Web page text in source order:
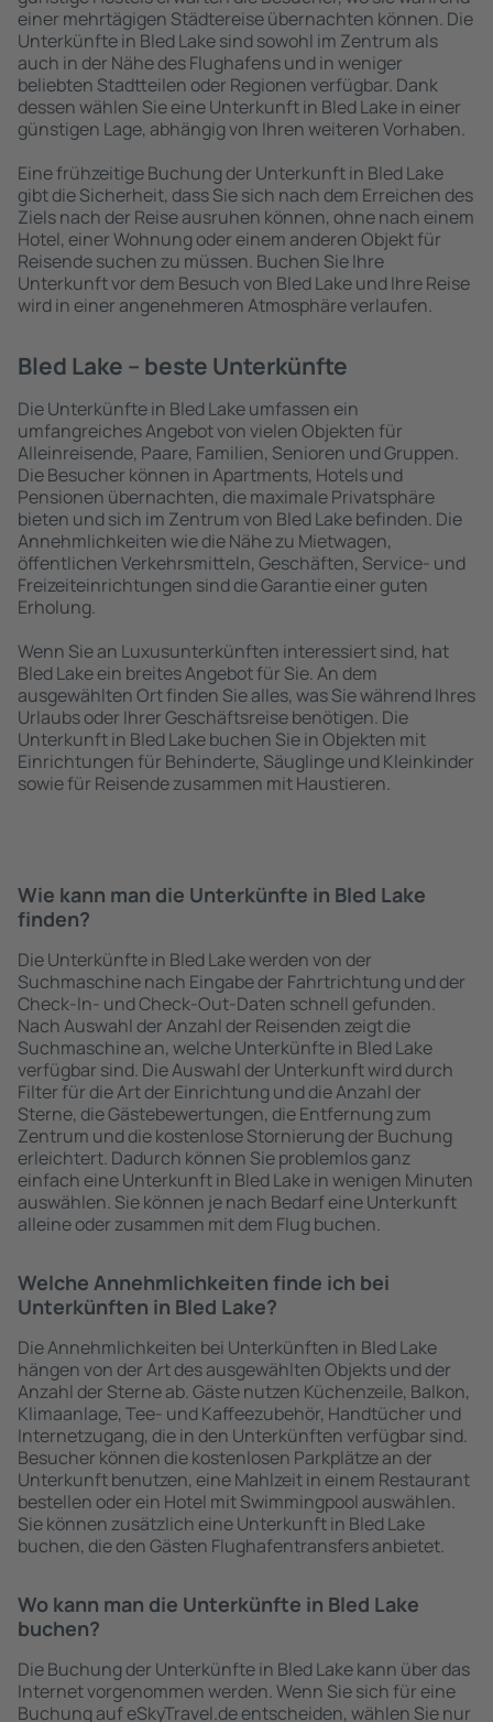
einer mehrtägigen Städtereise übernachten können. Die
Unterkünfte in Bled Lake sind sowohl im Zentrum als
auch in der Nähe des Flughafens und in weniger
beliebten Stadtteilen oder Regionen verfügbar. Dank
dessen wählen Sie eine Unterkunft in Bled Lake in einer
günstigen Lage, abhängig von Ihren weiteren Vorhaben.
Eine frühzeitige Buchung der Unterkunft in Bled Lake
gibt die Sicherheit, dass Sie sich nach dem Erreichen des
Ziels nach der Reise ausruhen können, ohne nach einem
Hotel, einer Wohnung oder einem anderen Objekt für
Reisende suchen zu müssen. Buchen Sie Ihre
Unterkunft vor dem Besuch von Bled Lake und Ihre Reise
wird in einer angenehmeren Atmosphäre verlaufen.
Bled Lake – beste Unterkünfte
Die Unterkünfte in Bled Lake umfassen ein
umfangreiches Angebot von vielen Objekten für
Alleinreisende, Paare, Familien, Senioren und Gruppen.
Die Besucher können in Apartments, Hotels und
Pensionen übernachten, die maximale Privatsphäre
bieten und sich im Zentrum von Bled Lake befinden. Die
Annehmlichkeiten wie die Nähe zu Mietwagen,
öffentlichen Verkehrsmitteln, Geschäften, Service- und
Freizeiteinrichtungen sind die Garantie einer guten
Erholung.
Wenn Sie an Luxusunterkünften interessiert sind, hat
Bled Lake ein breites Angebot für Sie. An dem
ausgewählten Ort finden Sie alles, was Sie während Ihres
Urlaubs oder Ihrer Geschäftsreise benötigen. Die
Unterkunft in Bled Lake buchen Sie in Objekten mit
Einrichtungen für Behinderte, Säuglinge und Kleinkinder
sowie für Reisende zusammen mit Haustieren.
Wie kann man die Unterkünfte in Bled Lake
finden?
Die Unterkünfte in Bled Lake werden von der
Suchmaschine nach Eingabe der Fahrtrichtung und der
Check-In- und Check-Out-Daten schnell gefunden.
Nach Auswahl der Anzahl der Reisenden zeigt die
Suchmaschine an, welche Unterkünfte in Bled Lake
verfügbar sind. Die Auswahl der Unterkunft wird durch
Filter für die Art der Einrichtung und die Anzahl der
Sterne, die Gästebewertungen, die Entfernung zum
Zentrum und die kostenlose Stornierung der Buchung
erleichtert. Dadurch können Sie problemlos ganz
einfach eine Unterkunft in Bled Lake in wenigen Minuten
auswählen. Sie können je nach Bedarf eine Unterkunft
alleine oder zusammen mit dem Flug buchen.
Welche Annehmlichkeiten finde ich bei
Unterkünften in Bled Lake?
Die Annehmlichkeiten bei Unterkünften in Bled Lake
hängen von der Art des ausgewählten Objekts und der
Anzahl der Sterne ab. Gäste nutzen Küchenzeile, Balkon,
Klimaanlage, Tee- und Kaffeezubehör, Handtücher und
Internetzugang, die in den Unterkünften verfügbar sind.
Besucher können die kostenlosen Parkplätze an der
Unterkunft benutzen, eine Mahlzeit in einem Restaurant
bestellen oder ein Hotel mit Swimmingpool auswählen.
Sie können zusätzlich eine Unterkunft in Bled Lake
buchen, die den Gästen Flughafentransfers anbietet.
Wo kann man die Unterkünfte in Bled Lake
buchen?
Die Buchung der Unterkünfte in Bled Lake kann über das
Internet vorgenommen werden. Wenn Sie sich für eine
Buchung auf eSkyTravel.de entscheiden, wählen Sie nur